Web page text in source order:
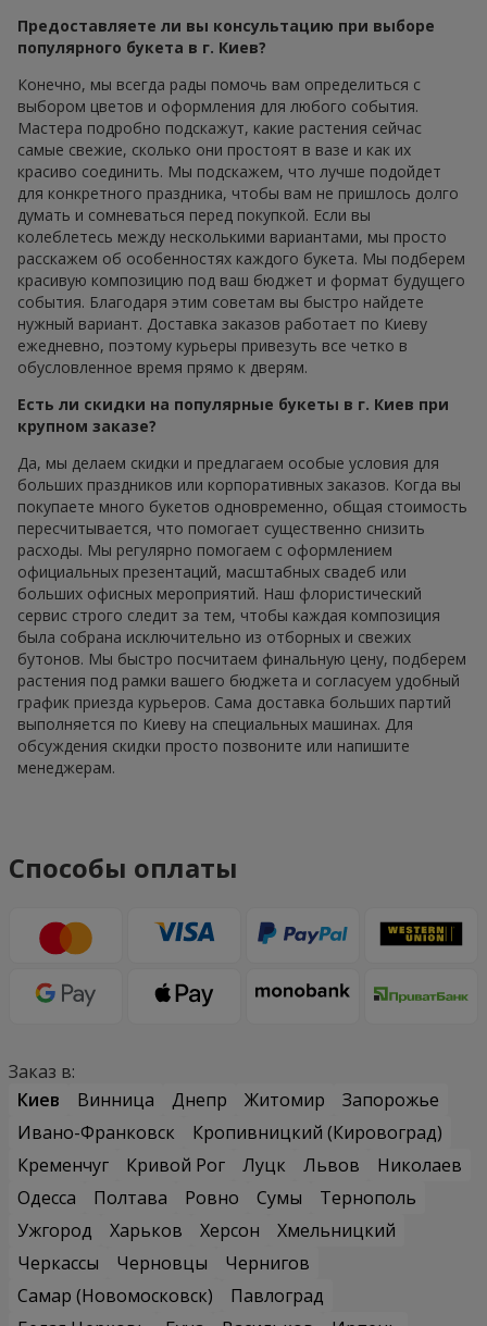
Предоставляете ли вы консультацию при выборе
популярного букета в г. Киев?
Конечно, мы всегда рады помочь вам определиться с
выбором цветов и оформления для любого события.
Мастера подробно подскажут, какие растения сейчас
самые свежие, сколько они простоят в вазе и как их
красиво соединить. Мы подскажем, что лучше подойдет
для конкретного праздника, чтобы вам не пришлось долго
думать и сомневаться перед покупкой. Если вы
колеблетесь между несколькими вариантами, мы просто
расскажем об особенностях каждого букета. Мы подберем
красивую композицию под ваш бюджет и формат будущего
события. Благодаря этим советам вы быстро найдете
нужный вариант. Доставка заказов работает по Киеву
ежедневно, поэтому курьеры привезуть все четко в
обусловленное время прямо к дверям.
Есть ли скидки на популярные букеты в г. Киев при
крупном заказе?
Да, мы делаем скидки и предлагаем особые условия для
больших праздников или корпоративных заказов. Когда вы
покупаете много букетов одновременно, общая стоимость
пересчитывается, что помогает существенно снизить
расходы. Мы регулярно помогаем с оформлением
официальных презентаций, масштабных свадеб или
больших офисных мероприятий. Наш флористический
сервис строго следит за тем, чтобы каждая композиция
была собрана исключительно из отборных и свежих
бутонов. Мы быстро посчитаем финальную цену, подберем
растения под рамки вашего бюджета и согласуем удобный
график приезда курьеров. Сама доставка больших партий
выполняется по Киеву на специальных машинах. Для
обсуждения скидки просто позвоните или напишите
менеджерам.
Способы оплаты
Заказ в:
Киев
Винница Днепр Житомир
Запорожье
Ивано-Франковск
Кропивницкий (Кировоград)
Кременчуг
Кривой Рог Луцк Львов
Николаев
Одесса
Полтава Ровно Сумы
Тернополь
Ужгород
Харьков Херсон
Хмельницкий
Черкассы
Черновцы
Чернигов
Самар (Новомосковск)
Павлоград